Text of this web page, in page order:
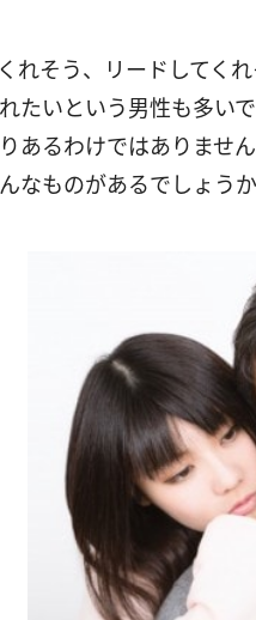
れそう、リードしてく
たいという男性も多い
あるわけではありませ
なものがあるでしょう